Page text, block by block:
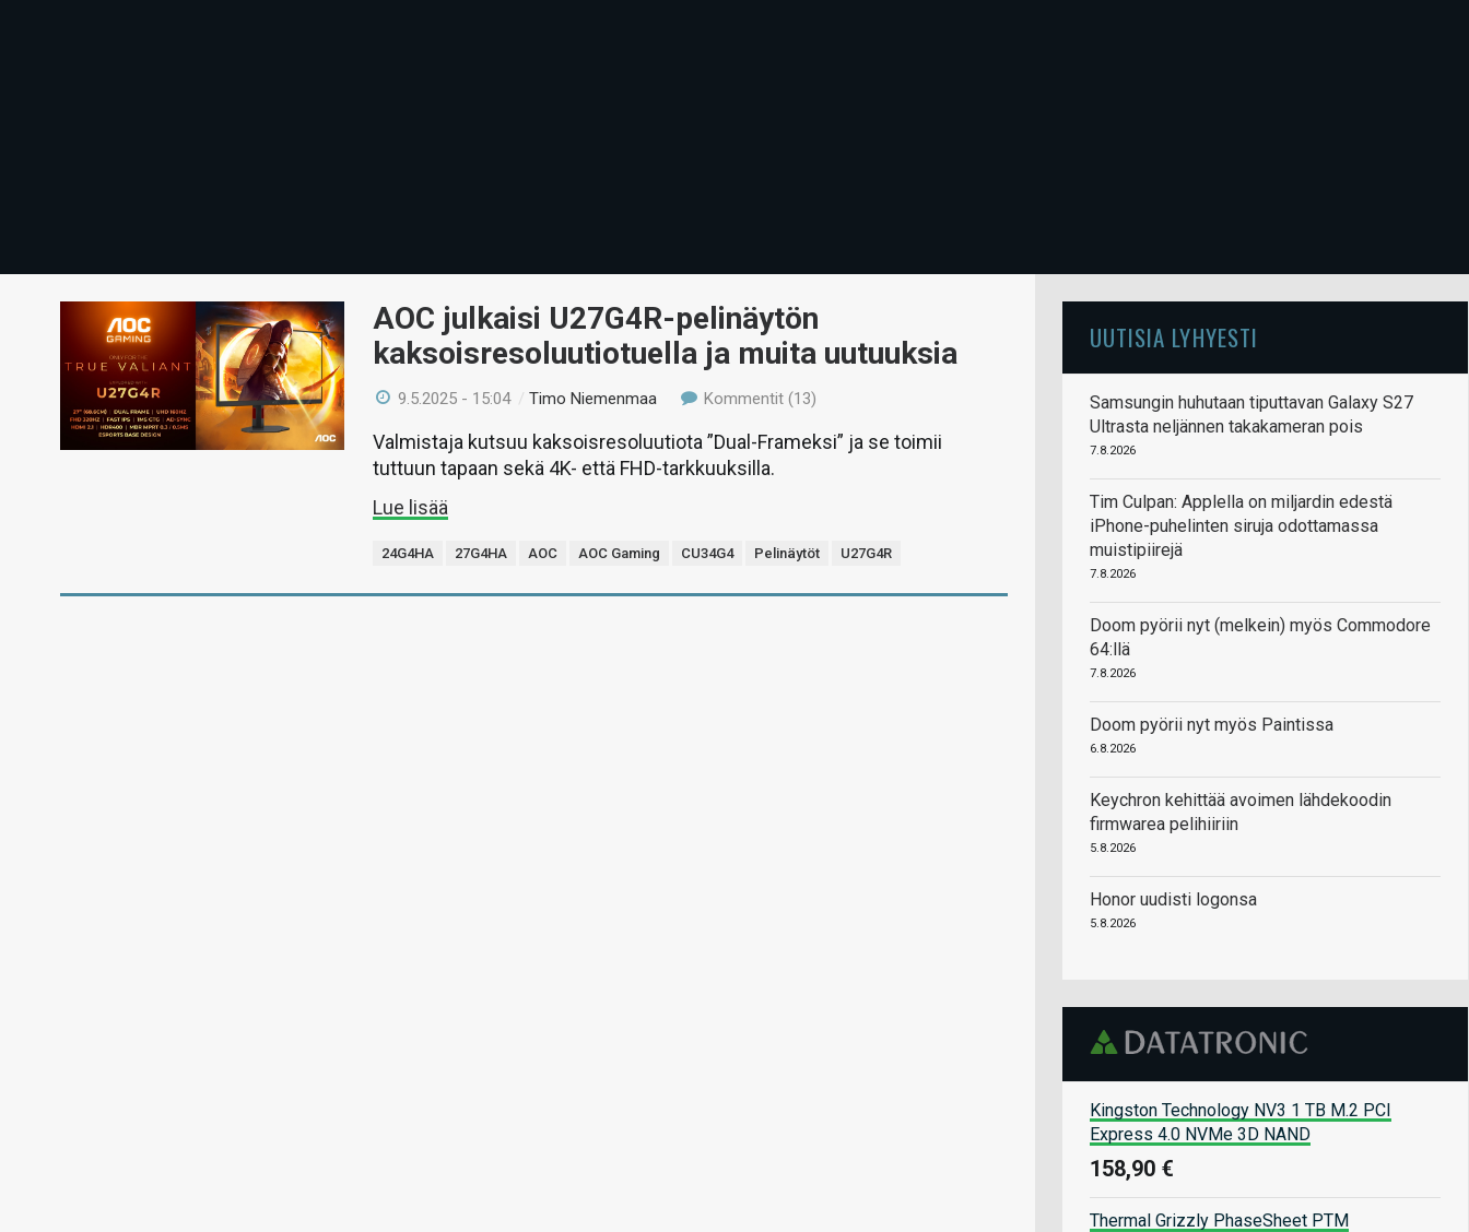
AOC julkaisi U27G4R-pelinäytön
kaksoisresoluutiotuella ja muita uutuuksia
9.5.2025 - 15:04 /Timo Niemenmaa Kommentit (13)
Valmistaja kutsuu kaksoisresoluutiota ”Dual-Frameksi” ja se toimii
tuttuun tapaan sekä 4K- että FHD-tarkkuuksilla.
Lue lisää
24G4HA 27G4HA AOC AOC Gaming CU34G4 Pelinäytöt U27G4R
UUTISIA LYHYESTI
Samsungin huhutaan tiputtavan Galaxy S27
Ultrasta neljännen takakameran pois
7.8.2026
Tim Culpan: Applella on miljardin edestä
iPhone-puhelinten siruja odottamassa
muistipiirejä
7.8.2026
Doom pyörii nyt (melkein) myös Commodore
64:llä
7.8.2026
Doom pyörii nyt myös Paintissa
6.8.2026
Keychron kehittää avoimen lähdekoodin
firmwarea pelihiiriin
5.8.2026
Honor uudisti logonsa
5.8.2026
Kingston Technology NV3 1 TB M.2 PCI
Express 4.0 NVMe 3D NAND
158,90 €
Thermal Grizzly PhaseSheet PTM